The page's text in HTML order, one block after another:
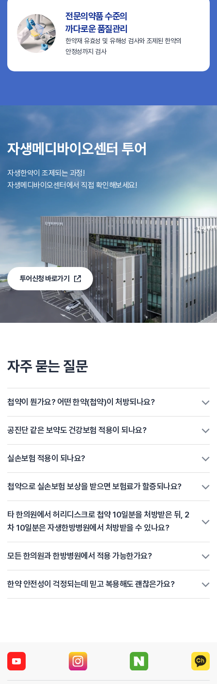
전문의약품 수준의
까다로운 품질관리
한약재 유효성 및 유해성 검사와 조제된 한약의
안정성까지 검사
자생메디바이오센터 투어
자생한약이 조제되는 과정!
자생메디바이오센터에서 직접 확인해보세요!
투어신청 바로가기
자주 묻는 질문
첩약이 뭔가요? 어떤 한약(첩약)이 처방되나요?
공진단 같은 보약도 건강보험 적용이 되나요?
실손보험 적용이 되나요?
첩약으로 실손보험 보상을 받으면 보험료가 할증되나요?
타 한의원에서 허리디스크로 첩약 10일분을 처방받은 뒤, 2
차 10일분은 자생한방병원에서 처방받을 수 있나요?
모든 한의원과 한방병원에서 적용 가능한가요?
한약 안전성이 걱정되는데 믿고 복용해도 괜찮은가요?